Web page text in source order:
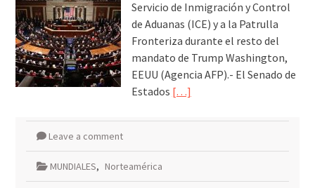
Servicio de Inmigración y Control
de Aduanas (ICE) y a la Patrulla
Fronteriza durante el resto del
mandato de Trump Washington,
EEUU (Agencia AFP).- El Senado de
Estados […]
Leave a comment
MUNDIALES, Norteamérica